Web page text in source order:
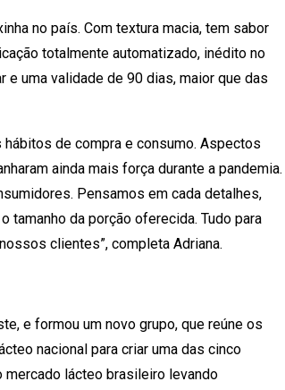
no país. Com textura macia, tem sabor
totalmente automatizado, inédito no
e uma validade de 90 dias, maior que das
de compra e consumo. Aspectos
ainda mais força durante a pandemia.
Pensamos em cada detalhes,
da porção oferecida. Tudo para
clientes”, completa Adriana.
e formou um novo grupo, que reúne os
nacional para criar uma das cinco
mercado lácteo brasileiro levando